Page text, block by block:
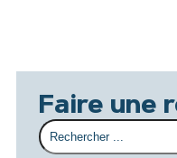
Faire une